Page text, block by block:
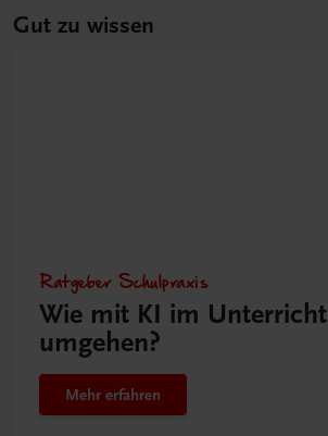
Gut zu wissen
Ratgeber Schulpraxis
Wie mit KI im Unterricht
umgehen?
Mehr erfahren